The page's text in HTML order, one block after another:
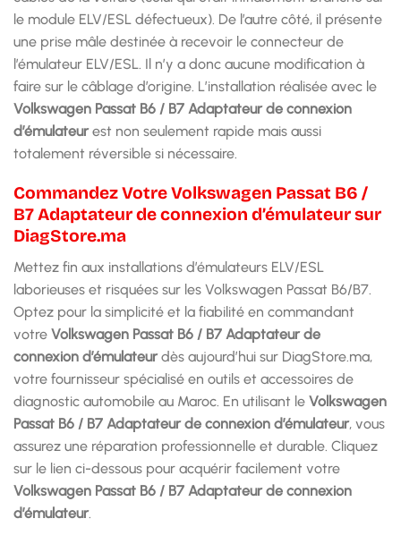
le module ELV/ESL défectueux). De l’autre côté, il présente
une prise mâle destinée à recevoir le connecteur de
l’émulateur ELV/ESL. Il n’y a donc aucune modification à
faire sur le câblage d’origine. L’installation réalisée avec le
Volkswagen Passat B6 / B7 Adaptateur de connexion
d’émulateurest non seulement rapide mais aussi
totalement réversible si nécessaire.
Commandez Votre Volkswagen Passat B6 /
B7 Adaptateur de connexion d’émulateur sur
DiagStore.ma
Mettez fin aux installations d’émulateurs ELV/ESL
laborieuses et risquées sur les Volkswagen Passat B6/B7.
Optez pour la simplicité et la fiabilité en commandant
votre Volkswagen Passat B6 / B7 Adaptateur de
connexion d’émulateurdès aujourd’hui sur DiagStore.ma,
votre fournisseur spécialisé en outils et accessoires de
diagnostic automobile au Maroc. En utilisant le Volkswagen
Passat B6 / B7 Adaptateur de connexion d’émulateur, vous
assurez une réparation professionnelle et durable. Cliquez
sur le lien ci-dessous pour acquérir facilement votre
Volkswagen Passat B6 / B7 Adaptateur de connexion
d’émulateur.